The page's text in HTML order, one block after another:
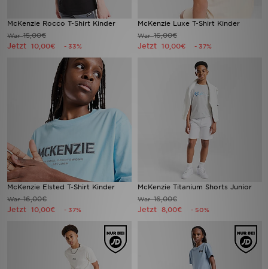
McKenzie Rocco T-Shirt Kinder
War15,00€
Jetzt 10,00€ - 33%
McKenzie Luxe T-Shirt Kinder
War16,00€
Jetzt 10,00€ - 37%
McKenzie Elsted T-Shirt Kinder
War16,00€
Jetzt 10,00€ - 37%
McKenzie Titanium Shorts Junior
War16,00€
Jetzt 8,00€ - 50%